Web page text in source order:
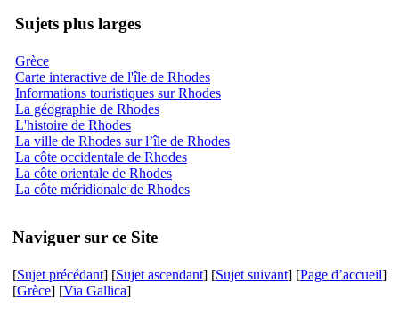
Sujets plus larges
Grèce
Carte interactive de l'île de Rhodes
Informations touristiques sur Rhodes
La géographie de Rhodes
L'histoire de Rhodes
La ville de Rhodes sur l’île de Rhodes
La côte occidentale de Rhodes
La côte orientale de Rhodes
La côte méridionale de Rhodes
Naviguer sur ce Site
[Sujet précédant] [Sujet ascendant] [Sujet suivant] [Page d’accueil]
[Grèce] [Via Gallica]